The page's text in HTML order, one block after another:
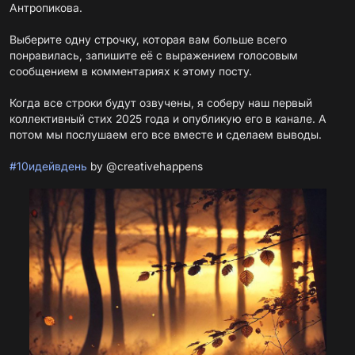
Антропикова.
Выберите одну строчку, которая вам больше всего
понравилась, запишите её с выражением голосовым
сообщением в комментариях к этому посту.
Когда все строки будут озвучены, я соберу наш первый
коллективный стих 2025 года и опубликую его в канале. А
потом мы послушаем его все вместе и сделаем выводы.
#10идейвдень by @creativehappens